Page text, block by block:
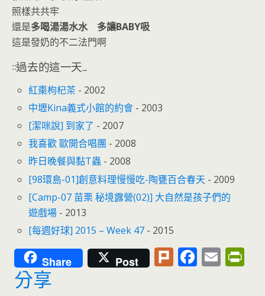
照樣共共牢
還是多喝湯湯水水 多讓BABY吸
這是發奶的不二法門啊
::過去的這一天...
紅棗枸杞茶 - 2002
中壢Kina義式小館的約會 - 2003
[潔咪說] 到家了 - 2007
我喜歡 歐開合唱團 - 2008
昨日晚餐與黏T蟲 - 2008
[98環島-01]創意料理慢慢吃-陶甕百合春天 - 2009
[Camp-07 苗栗 秘境露營(02)] 大自然是孩子們的
遊戲場 - 2013
[每週好球] 2015 – Week 47 - 2015
Share Post Pl F E
分享